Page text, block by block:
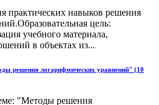
практических навыков решения
цель:
учебного материала,
в объектах из...
решения логарифмических уравнений" (10
"Методы решения